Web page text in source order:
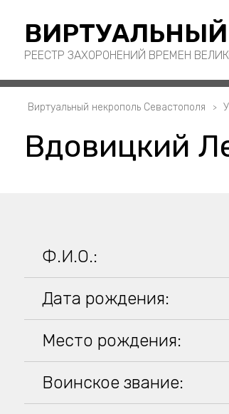
РЕЕСТР ЗАХОРОНЕНИЙ ВРЕМЕН
Виртуальный некрополь Севастополя
Вдовицкий
Ф.И.О.:
Дата рождения:
Место рождения:
Воинское звание: